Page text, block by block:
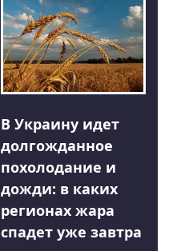
В Украину идет
долгожданное
похолодание и
дожди: в каких
регионах жара
спадет уже завтра